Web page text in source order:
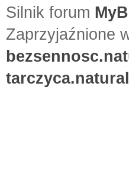
Silnik forum
Zaprzyjaźnione